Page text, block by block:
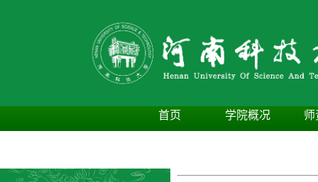
首页 学院概况 师